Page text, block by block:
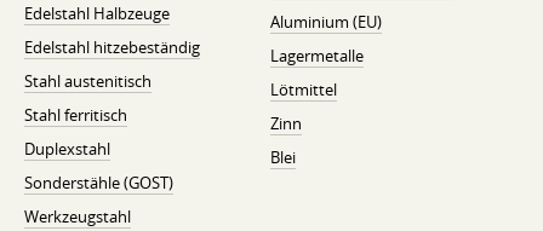
Edelstahl Halbzeuge
Edelstahl hitzebeständig
Stahl austenitisch
Stahl ferritisch
Duplexstahl
Sonderstähle (GOST)
Werkzeugstahl
Aluminium (EU)
Lagermetalle
Lötmittel
Zinn
Blei